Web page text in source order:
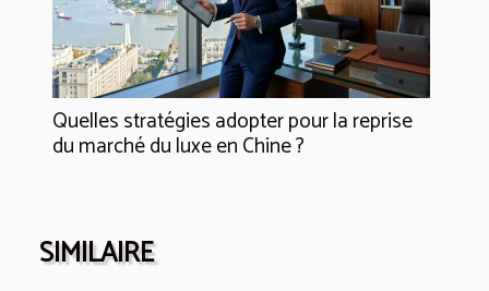
Quelles stratégies adopter pour la reprise
du marché du luxe en Chine ?
SIMILAIRE